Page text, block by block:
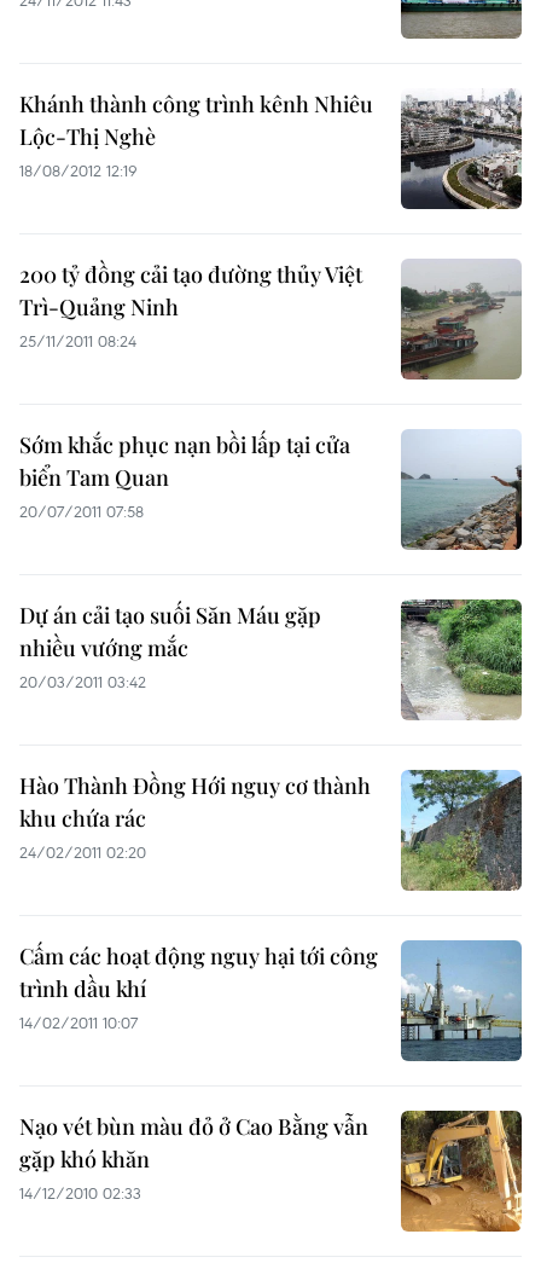
Khánh thành công trình kênh Nhiêu
Lộc-Thị Nghè
18/08/2012 12:19
200 tỷ đồng cải tạo đường thủy Việt
Trì-Quảng Ninh
25/11/2011 08:24
Sớm khắc phục nạn bồi lấp tại cửa
biển Tam Quan
20/07/2011 07:58
Dự án cải tạo suối Săn Máu gặp
nhiều vướng mắc
20/03/2011 03:42
Hào Thành Đồng Hới nguy cơ thành
khu chứa rác
24/02/2011 02:20
Cấm các hoạt động nguy hại tới công
trình dầu khí
14/02/2011 10:07
Nạo vét bùn màu đỏ ở Cao Bằng vẫn
gặp khó khăn
14/12/2010 02:33